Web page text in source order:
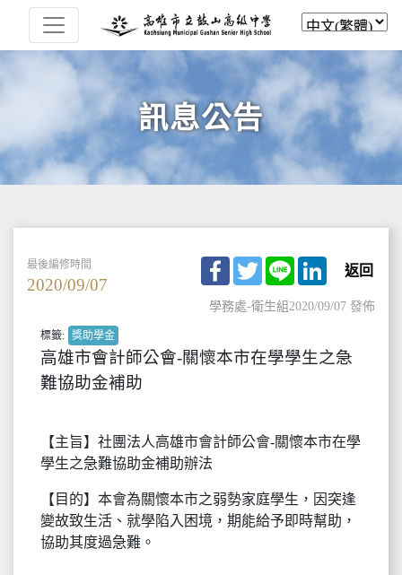
訊息公告
最後編修時間
2020/09/07
Facebook
TwitterLine LinkedIn
返回
學務處-衛生組2020/09/07 發佈
標籤: 獎助學金
高雄市會計師公會-關懷本市在學學生之急
難協助金補助
【主旨】社團法人高雄市會計師公會-關懷本市在學
學生之急難協助金補助辦法
【目的】本會為關懷本市之弱勢家庭學生，因突逢
變故致生活、就學陷入困境，期能給予即時幫助，
協助其度過急難。